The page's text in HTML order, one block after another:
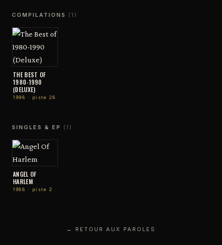
COMPILATIONS (1)
THE BEST OF
1980-1990
(DELUXE)
1998 · piste 28
SINGLES & EP (1)
ANGEL OF
HARLEM
1988 · piste 2
← RETOUR AUX PAROLES